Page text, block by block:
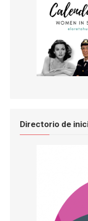
Directorio de